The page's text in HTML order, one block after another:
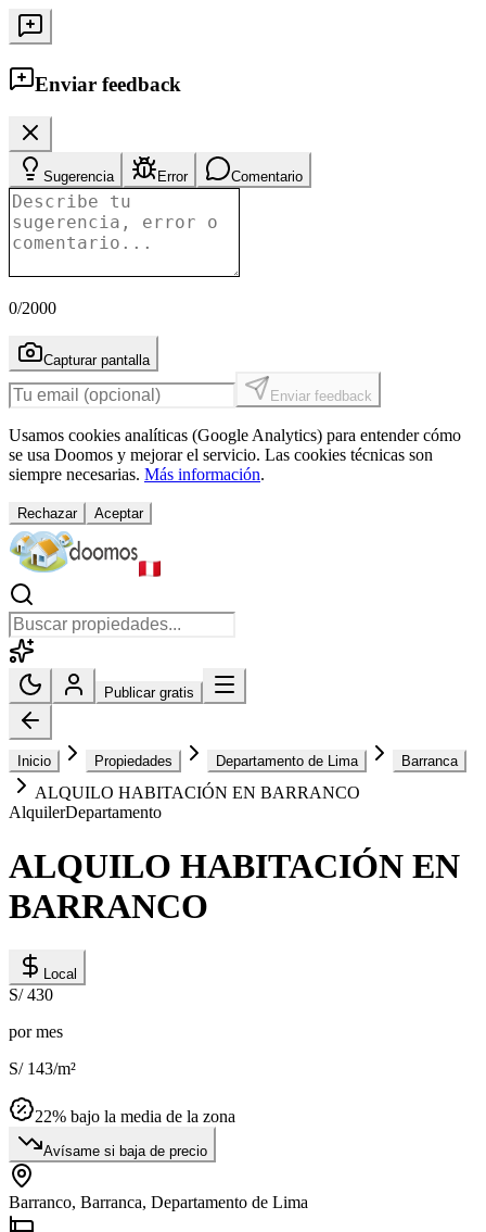
Enviar feedback
Sugerencia Error Comentario
0/2000
Capturar pantalla
Enviar feedback
Usamos cookies analíticas (Google Analytics) para entender cómo
se usa Doomos y mejorar el servicio. Las cookies técnicas son
siempre necesarias. Más información.
Rechazar Aceptar
Publicar gratis
Inicio Propiedades Departamento de Lima Barranca
ALQUILO HABITACIÓN EN BARRANCO
AlquilerDepartamento
ALQUILO HABITACIÓN EN
BARRANCO
Local
S/ 430
por mes
S/ 143/m²
22% bajo la media de la zona
Avísame si baja de precio
Barranco, Barranca, Departamento de Lima